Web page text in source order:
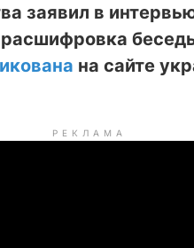
заявил в
на сайте
РЕКЛАМА